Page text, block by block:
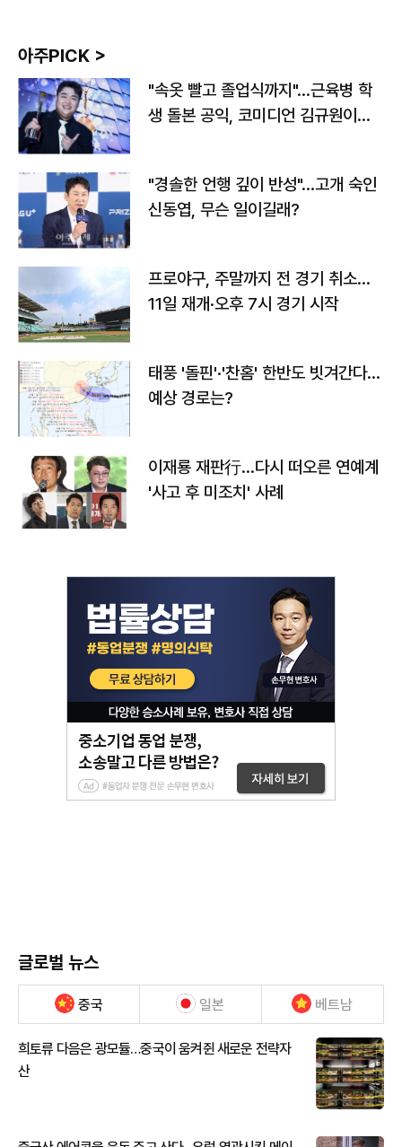
아주PICK >
"속옷 빨고 졸업식까지"…근육병 학
생 돌본 공익, 코미디언 김규원이었
"경솔한 언행 깊이 반성"…고개 숙인
신동엽, 무슨 일이길래?
프로야구, 주말까지 전 경기 취소…
11일 재개·오후 7시 경기 시작
태풍 '돌핀'·'찬홈' 한반도 빗겨간다…
예상 경로는?
이재룡 재판行…다시 떠오른 연예계
'사고 후 미조치' 사례
글로벌 뉴스
중국 일본 베트남
희토류 다음은 광모듈…중국이 움켜쥔 새로운 전략자
산